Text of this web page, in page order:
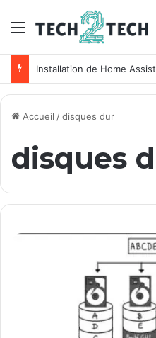
Menu
Installation de Home
Accueil /disques dur
disques